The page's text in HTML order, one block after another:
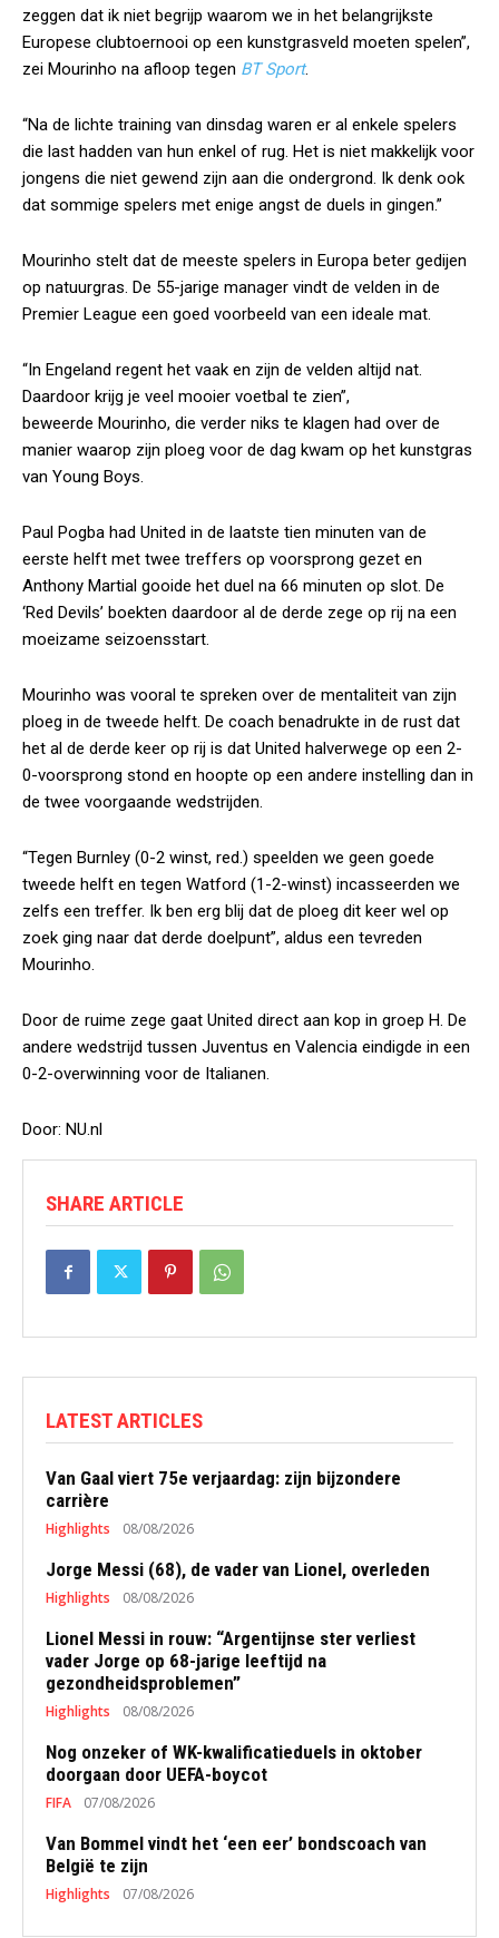
zeggen dat ik niet begrijp waarom we in het belangrijkste
Europese clubtoernooi op een kunstgrasveld moeten spelen”,
zei Mourinho na afloop tegen BT Sport.
“Na de lichte training van dinsdag waren er al enkele spelers
die last hadden van hun enkel of rug. Het is niet makkelijk voor
jongens die niet gewend zijn aan die ondergrond. Ik denk ook
dat sommige spelers met enige angst de duels in gingen.”
Mourinho stelt dat de meeste spelers in Europa beter gedijen
op natuurgras. De 55-jarige manager vindt de velden in de
Premier League een goed voorbeeld van een ideale mat.
“In Engeland regent het vaak en zijn de velden altijd nat.
Daardoor krijg je veel mooier voetbal te zien”,
beweerde Mourinho, die verder niks te klagen had over de
manier waarop zijn ploeg voor de dag kwam op het kunstgras
van Young Boys.
Paul Pogba had United in de laatste tien minuten van de
eerste helft met twee treffers op voorsprong gezet en
Anthony Martial gooide het duel na 66 minuten op slot. De
‘Red Devils’ boekten daardoor al de derde zege op rij na een
moeizame seizoensstart.
Mourinho was vooral te spreken over de mentaliteit van zijn
ploeg in de tweede helft. De coach benadrukte in de rust dat
het al de derde keer op rij is dat United halverwege op een 2-
0-voorsprong stond en hoopte op een andere instelling dan in
de twee voorgaande wedstrijden.
“Tegen Burnley (0-2 winst, red.) speelden we geen goede
tweede helft en tegen Watford (1-2-winst) incasseerden we
zelfs een treffer. Ik ben erg blij dat de ploeg dit keer wel op
zoek ging naar dat derde doelpunt”, aldus een tevreden
Mourinho.
Door de ruime zege gaat United direct aan kop in groep H. De
andere wedstrijd tussen Juventus en Valencia eindigde in een
0-2-overwinning voor de Italianen.
Door: NU.nl
SHARE ARTICLE
LATEST ARTICLES
Van Gaal viert 75e verjaardag: zijn bijzondere
carrière
Highlights 08/08/2026
Jorge Messi (68), de vader van Lionel, overleden
Highlights 08/08/2026
Lionel Messi in rouw: “Argentijnse ster verliest
vader Jorge op 68-jarige leeftijd na
gezondheidsproblemen”
Highlights 08/08/2026
Nog onzeker of WK-kwalificatieduels in oktober
doorgaan door UEFA-boycot
FIFA 07/08/2026
Van Bommel vindt het ‘een eer’ bondscoach van
België te zijn
Highlights 07/08/2026